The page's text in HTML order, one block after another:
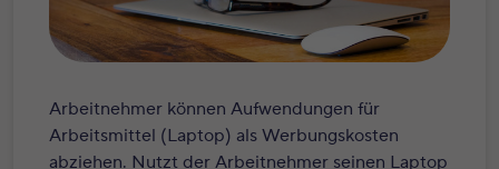
Arbeitnehmer können Aufwendungen für
Arbeitsmittel (Laptop) als Werbungskosten
abziehen. Nutzt der Arbeitnehmer seinen Laptop